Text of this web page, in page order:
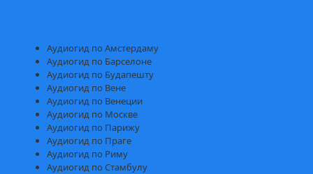
Аудиогид по Амстердаму
Аудиогид по Барселоне
Аудиогид по Будапешту
Аудиогид по Вене
Аудиогид по Венеции
Аудиогид по Москве
Аудиогид по Парижу
Аудиогид по Праге
Аудиогид по Риму
Аудиогид по Стамбулу